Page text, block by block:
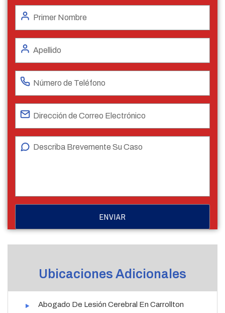
Ubicaciones Adicionales
Abogado De Lesión Cerebral En Carrollton